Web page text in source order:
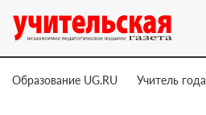
Образование UG.RU Учитель года